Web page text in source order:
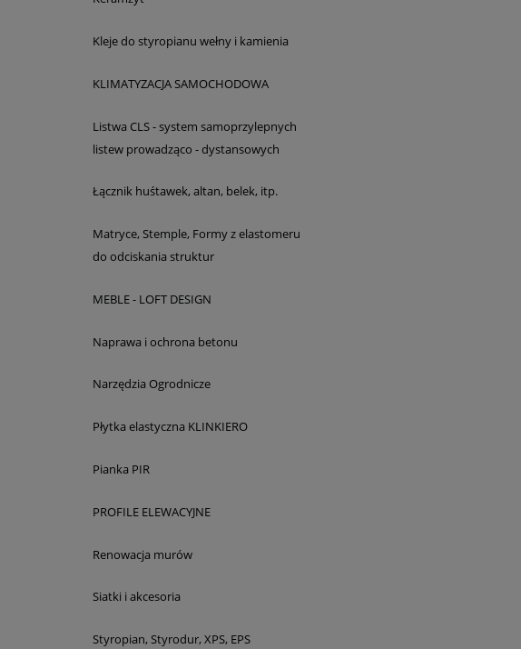
Kleje do styropianu wełny i kamienia
KLIMATYZACJA SAMOCHODOWA
Listwa CLS - system samoprzylepnych
listew prowadząco - dystansowych
Łącznik huśtawek, altan, belek, itp.
Matryce, Stemple, Formy z elastomeru
do odciskania struktur
MEBLE - LOFT DESIGN
Naprawa i ochrona betonu
Narzędzia Ogrodnicze
Płytka elastyczna KLINKIERO
Pianka PIR
PROFILE ELEWACYJNE
Renowacja murów
Siatki i akcesoria
Styropian, Styrodur, XPS, EPS